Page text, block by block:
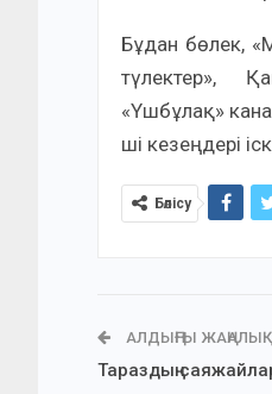
Бұдан бөлек,
түлектер»,
«Үшбұлақ»
ші кезеңдері
Бөлісу
АЛДЫҢҒЫ ЖАҢАЛЫҚ
Тараздың